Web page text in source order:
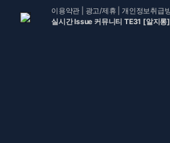
이용약관 광고/제휴 |개인정보취급
실시간 Issue 커뮤니티 TE31 [알지